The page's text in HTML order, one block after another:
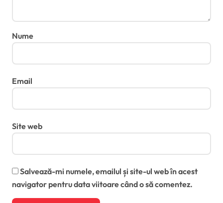
Nume
Email
Site web
Salvează-mi numele, emailul și site-ul web în acest
navigator pentru data viitoare când o să comentez.